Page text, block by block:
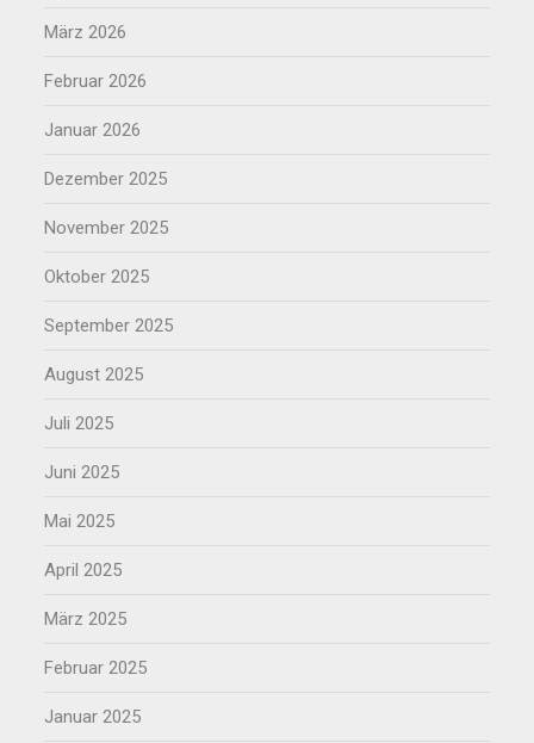
März 2026
Februar 2026
Januar 2026
Dezember 2025
November 2025
Oktober 2025
September 2025
August 2025
Juli 2025
Juni 2025
Mai 2025
April 2025
März 2025
Februar 2025
Januar 2025